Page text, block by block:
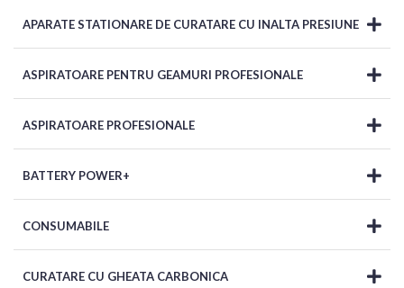
APARATE STATIONARE DE CURATARE CU INALTA PRESIUNE
ASPIRATOARE PENTRU GEAMURI PROFESIONALE
ASPIRATOARE PROFESIONALE
BATTERY POWER+
CONSUMABILE
CURATARE CU GHEATA CARBONICA